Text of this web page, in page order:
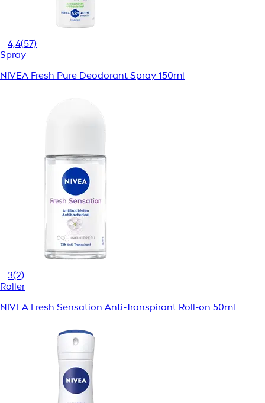
4,4(57)
Spray
NIVEA Fresh Pure Deodorant Spray 150ml
3(2)
Roller
NIVEA Fresh Sensation Anti-Transpirant Roll-on 50ml